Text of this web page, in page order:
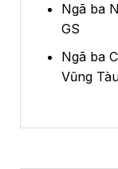
Ngã ba
GS
Ngã ba
Vũng